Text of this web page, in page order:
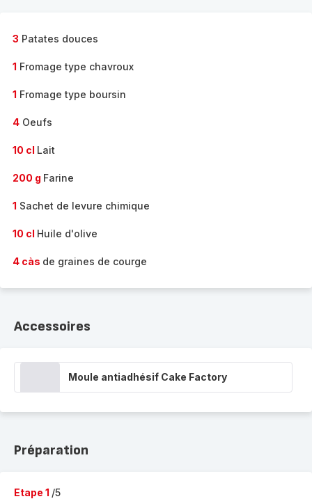
3 Patates douces
1 Fromage type chavroux
1 Fromage type boursin
4 Oeufs
10 cl Lait
200 g Farine
1 Sachet de levure chimique
10 cl Huile d'olive
4 càs de graines de courge
Accessoires
Moule antiadhésif Cake Factory
Préparation
Etape 1 /5